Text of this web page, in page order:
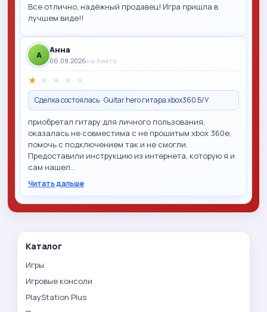
Все отлично, надёжный продавец! Игра пришла в
лучшем виде!!
A Анна
06.08.2026на Авито
★ ★ ★ ★ ★
Сделка состоялась · Guitar hero гитара xbox360 Б/У
приобретал гитару для личного пользования,
оказалась не совместима с не прошитым xbox 360e,
помочь с подключением так и не смогли.
Предоставили инструкцию из интернета, которую я и
сам нашел…
Читать дальше
Каталог
Игры
Игровые консоли
PlayStation Plus